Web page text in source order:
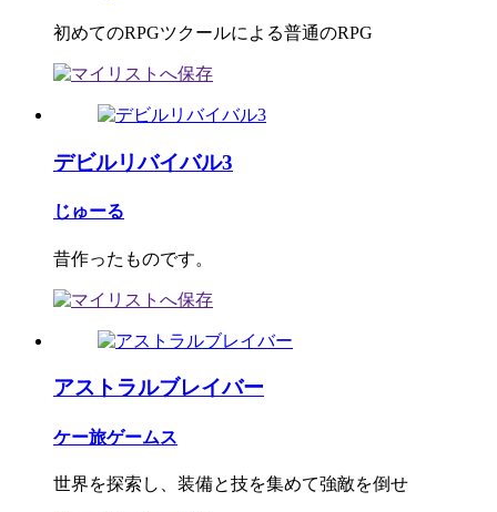
初めてのRPGツクールによる普通のRPG
デビルリバイバル3
じゅーる
昔作ったものです。
アストラルブレイバー
ケー旅ゲームス
世界を探索し、装備と技を集めて強敵を倒せ